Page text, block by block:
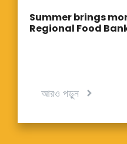
Summer brings
Regional Food
আরও পড়ুন